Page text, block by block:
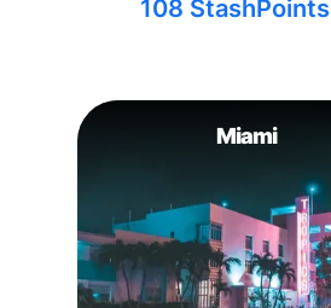
108 StashPoints
Miami